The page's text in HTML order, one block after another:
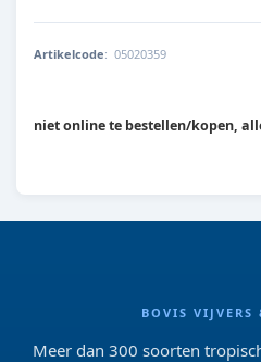
Artikelcode: 05020359
8715897114618
niet online te bestellen/kopen,
BOVIS
Meer dan 300 soorten